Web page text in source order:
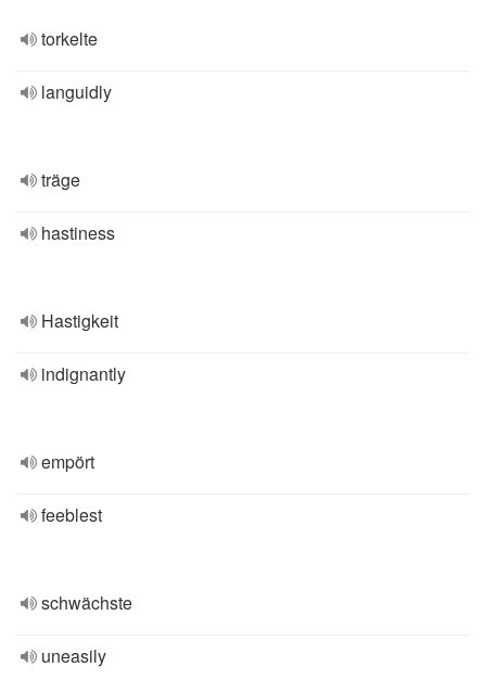
torkelte
languidly
träge
hastiness
Hastigkeit
indignantly
empört
feeblest
schwächste
uneasily